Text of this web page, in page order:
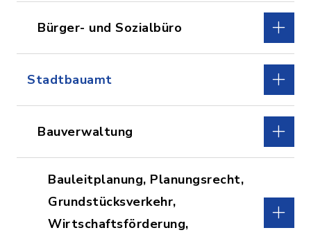
Bürger- und Sozialbüro
Stadtbauamt
Bauverwaltung
Bauleitplanung, Planungsrecht,
Grundstücksverkehr,
Wirtschaftsförderung,